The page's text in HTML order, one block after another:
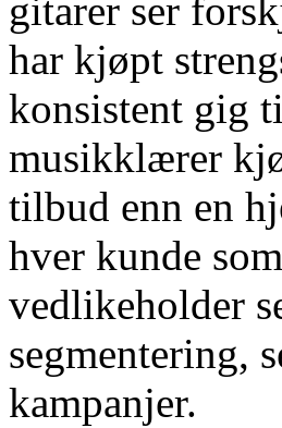
gitarer ser
har kjøpt
konsistent gig
musikklærer
tilbud enn en
hver kunde
vedlikeholder
segmentering,
kampanjer.